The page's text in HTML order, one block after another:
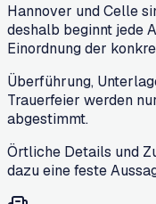
Hannover und Celle
deshalb beginnt jede
Einordnung der
Überführung,
Trauerfeier werden
abgestimmt.
Örtliche Details und
dazu eine feste